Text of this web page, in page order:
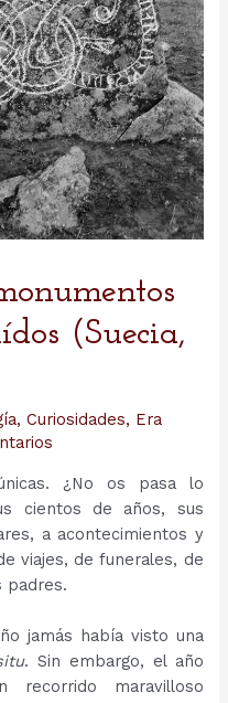
(Suecia,
,Curiosidades, Era
¿No os pasa lo
cientos de años, sus
a acontecimientos y
viajes, de funerales, de
padres.
jamás había visto una
. Sin embargo, el año
maravilloso